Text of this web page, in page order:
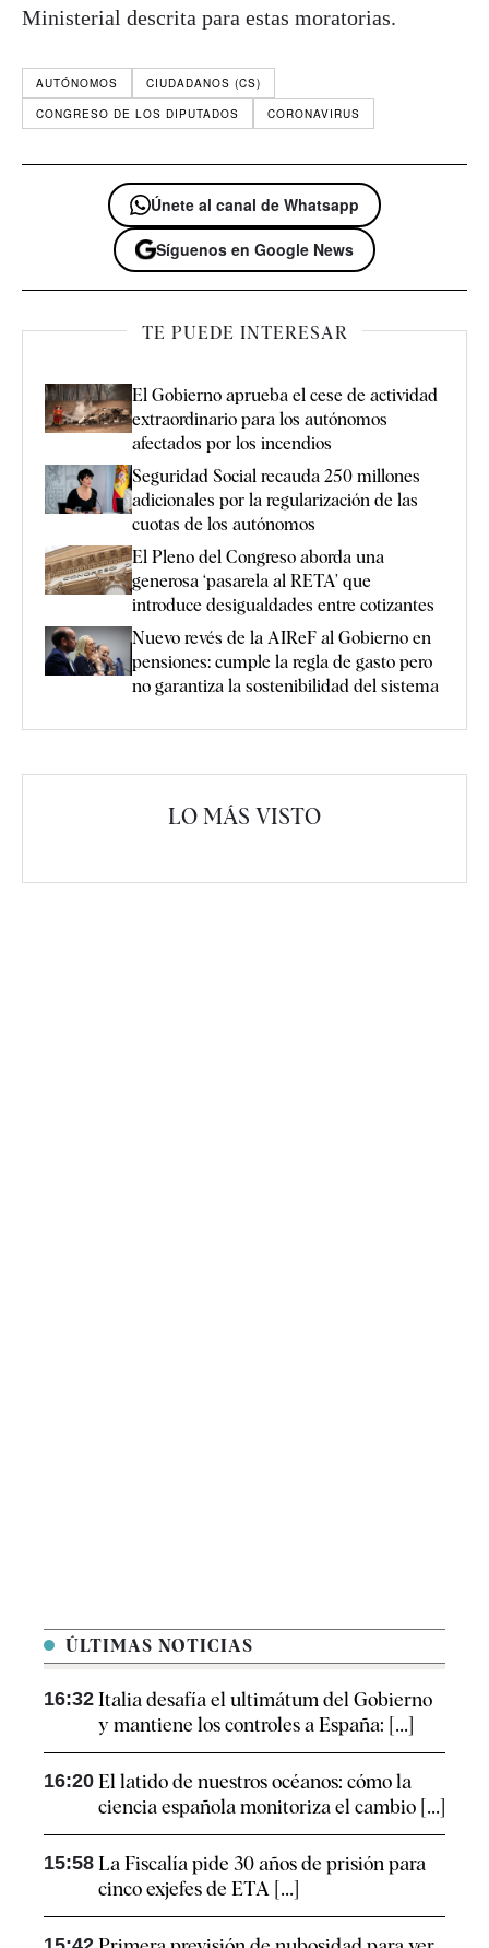
Ministerial descrita para estas moratorias.
AUTÓNOMOS
CIUDADANOS (CS)
CONGRESO DE LOS DIPUTADOS
CORONAVIRUS
Únete al canal de Whatsapp
Síguenos en Google News
TE PUEDE INTERESAR
El Gobierno aprueba el cese de actividad
extraordinario para los autónomos
afectados por los incendios
Seguridad Social recauda 250 millones
adicionales por la regularización de las
cuotas de los autónomos
El Pleno del Congreso aborda una
generosa ‘pasarela al RETA’ que
introduce desigualdades entre cotizantes
Nuevo revés de la AIReF al Gobierno en
pensiones: cumple la regla de gasto pero
no garantiza la sostenibilidad del sistema
LO MÁS VISTO
ÚLTIMAS NOTICIAS
16:32 Italia desafía el ultimátum del Gobierno
y mantiene los controles a España: [...]
16:20 El latido de nuestros océanos: cómo la
ciencia española monitoriza el cambio [...]
15:58 La Fiscalía pide 30 años de prisión para
cinco exjefes de ETA [...]